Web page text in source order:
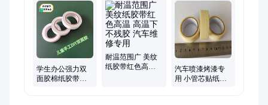
面胶纸、台湾四维胶带、高温美纹胶纸、高粘不残胶美纹胶纸、
透明胶圈、高温红色美纹胶带、防老化橡皮筋、进口美纹胶带、
PET绿色胶带、环保无卤橡胶圈、复合美纹胶纸、PI金手指胶
带、彩色橡皮筋、透明硅胶保护膜、包装膜、特殊胶带、进口胶
学生办公强力双
面胶棉纸胶带幼
耐温范围广 美纹
纸胶带红色高温
汽车喷漆烤漆专
用 小管芯贴纸胶